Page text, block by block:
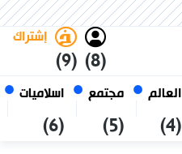
العالم
(4)
مجتمع
(5)
اسلاميات
(6)
(8)
إشتراك
(9)
الجزائر